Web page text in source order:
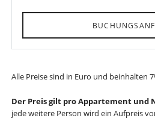
Alle Preise sind in Euro und beinhalten
Der Preis gilt pro Appartement und
jede weitere Person wird ein Aufpreis